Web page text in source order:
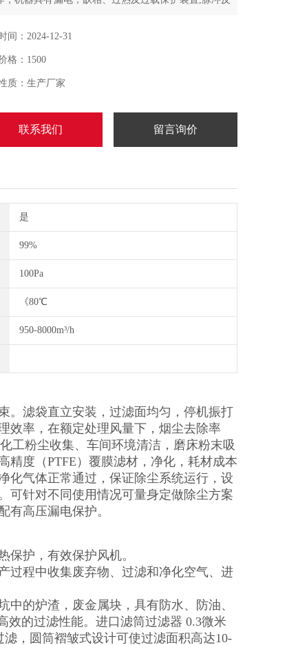
灰更*
间：2024-12-31
格：1500
质：生产厂家
联系我们 留言询价
是
99%
100Pa
《80℃
950-8000m³/h
。滤袋直立安装，过滤面均匀，停机振打
效率，在额定处理风量下，烟尘去除率
工粉尘收集、车间环境清洁，磨床粉末吸
精度（PTFE）覆膜滤材，净化，耗材成本
化气体正常通过，保证除尘系统运行，设
可针对不同使用情况可量身定做除尘方案
有高压漏电保护。
保护，有效保护风机。
过程中收集废弃物、过滤和净化空气、进
的炉渣，废金属块，具有防水、防油、
效的过滤性能。进口滤筒过滤器 0.3微米
，圆筒褶皱式设计可使过滤面积高达10-